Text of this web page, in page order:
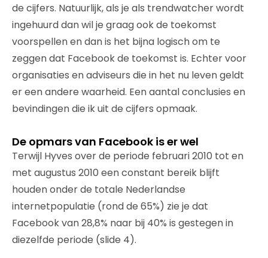
de cijfers. Natuurlijk, als je als trendwatcher wordt
ingehuurd dan wil je graag ook de toekomst
voorspellen en dan is het bijna logisch om te
zeggen dat Facebook de toekomst is. Echter voor
organisaties en adviseurs die in het nu leven geldt
er een andere waarheid. Een aantal conclusies en
bevindingen die ik uit de cijfers opmaak.
De opmars van Facebook is er wel
Terwijl Hyves over de periode februari 2010 tot en
met augustus 2010 een constant bereik blijft
houden onder de totale Nederlandse
internetpopulatie (rond de 65%) zie je dat
Facebook van 28,8% naar bij 40% is gestegen in
diezelfde periode (slide 4).